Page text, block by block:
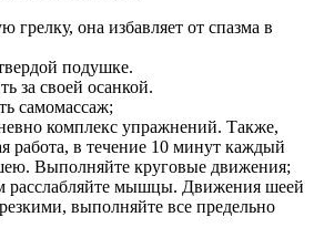
грелку, она избавляет от спазма в
подушке.
за своей осанкой.
самомассаж;
комплекс упражнений. Также,
работа, в течение 10 минут каждый
Выполняйте круговые движения;
расслабляйте мышцы. Движения шеей
выполняйте все предельно